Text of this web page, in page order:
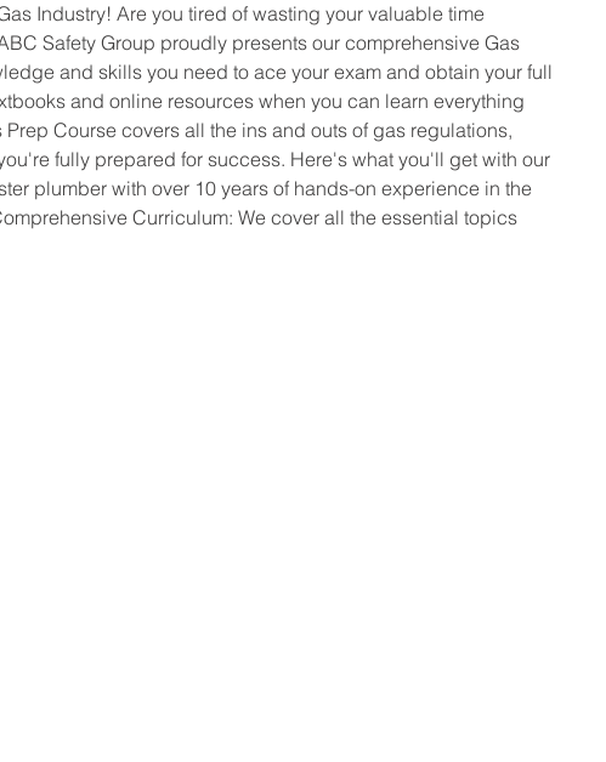
Industry! Are you tired of wasting your valuable time
Safety Group proudly presents our comprehensive Gas
and skills you need to ace your exam and obtain your full
and online resources when you can learn everything
Course covers all the ins and outs of gas regulations,
fully prepared for success. Here's what you'll get with our
plumber with over 10 years of hands-on experience in the
Curriculum: We cover all the essential topics